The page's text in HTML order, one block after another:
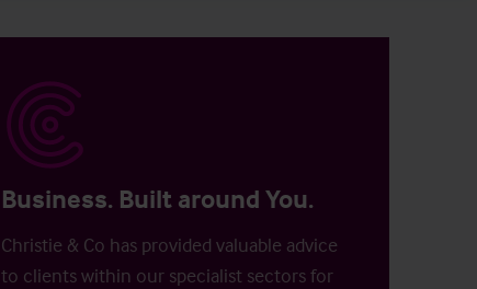
Business. Built around You.
Christie & Co has provided valuable advice
to clients within our specialist sectors for